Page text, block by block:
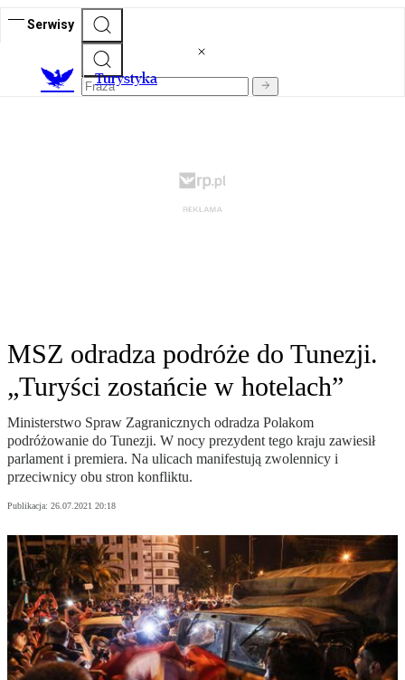
Serwisy
Turystyka
MSZ odradza podróże do Tunezji.
„Turyści zostańcie w hotelach”
Ministerstwo Spraw Zagranicznych odradza Polakom
podróżowanie do Tunezji. W nocy prezydent tego kraju zawiesił
parlament i premiera. Na ulicach manifestują zwolennicy i
przeciwnicy obu stron konfliktu.
Publikacja: 26.07.2021 20:18